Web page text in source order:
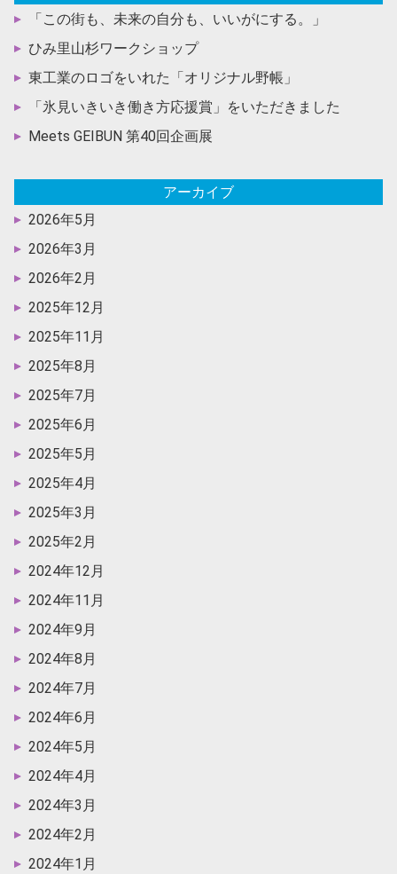
「この街も、未来の自分も、いいがにする。」
ひみ里山杉ワークショップ
東工業のロゴをいれた「オリジナル野帳」
「氷見いきいき働き方応援賞」をいただきました
Meets GEIBUN 第40回企画展
アーカイブ
2026年5月
2026年3月
2026年2月
2025年12月
2025年11月
2025年8月
2025年7月
2025年6月
2025年5月
2025年4月
2025年3月
2025年2月
2024年12月
2024年11月
2024年9月
2024年8月
2024年7月
2024年6月
2024年5月
2024年4月
2024年3月
2024年2月
2024年1月